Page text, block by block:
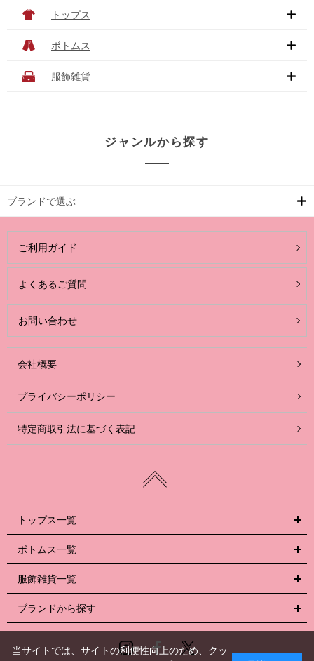
トップス
ボトムス
服飾雑貨
ジャンルから探す
ブランドで選ぶ
ご利用ガイド
よくあるご質問
お問い合わせ
会社概要
プライバシーポリシー
特定商取引法に基づく表記
トップス一覧
ボトムス一覧
服飾雑貨一覧
ブランドから探す
InstagramFacebook
当サイトでは、サイトの利便性向上のため、クッ